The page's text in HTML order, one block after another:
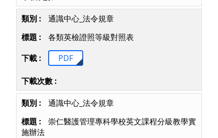
通識中心_法令規章
各類英檢證照等級對照表
PDF
通識中心_法令規章
崇仁醫護管理專科學校英文課程分級教學實
施辦法